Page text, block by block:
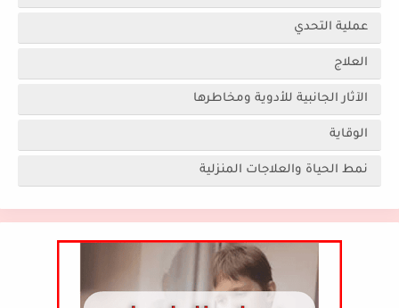
عملية التحدي
العلاج
الآثار الجانبية للأدوية ومخاطرها
الوقاية
نمط الحياة والعلاجات المنزلية